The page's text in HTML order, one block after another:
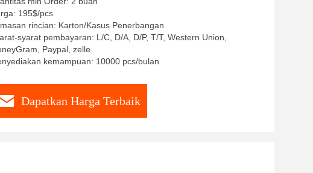
195$/pcs
rincian: Karton/Kasus Penerbangan
syarat pembayaran: L/C, D/A, D/P, T/T, Western Union,
Paypal, zelle
kemampuan: 10000 pcs/bulan
Dapatkan Harga Terbaik